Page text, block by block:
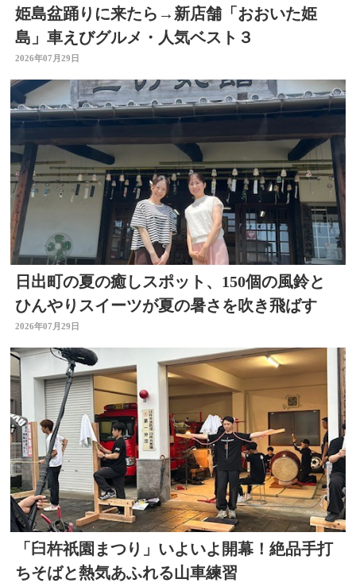
姫島盆踊りに来たら→新店舗「おおいた姫
島」車えびグルメ・人気ベスト３
2026年07月29日
日出町の夏の癒しスポット、150個の風鈴と
ひんやりスイーツが夏の暑さを吹き飛ばす
2026年07月29日
「臼杵祇園まつり」いよいよ開幕！絶品手打
ちそばと熱気あふれる山車練習